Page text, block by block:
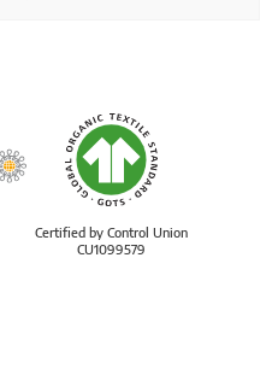
Certified by Control Union
CU1099579